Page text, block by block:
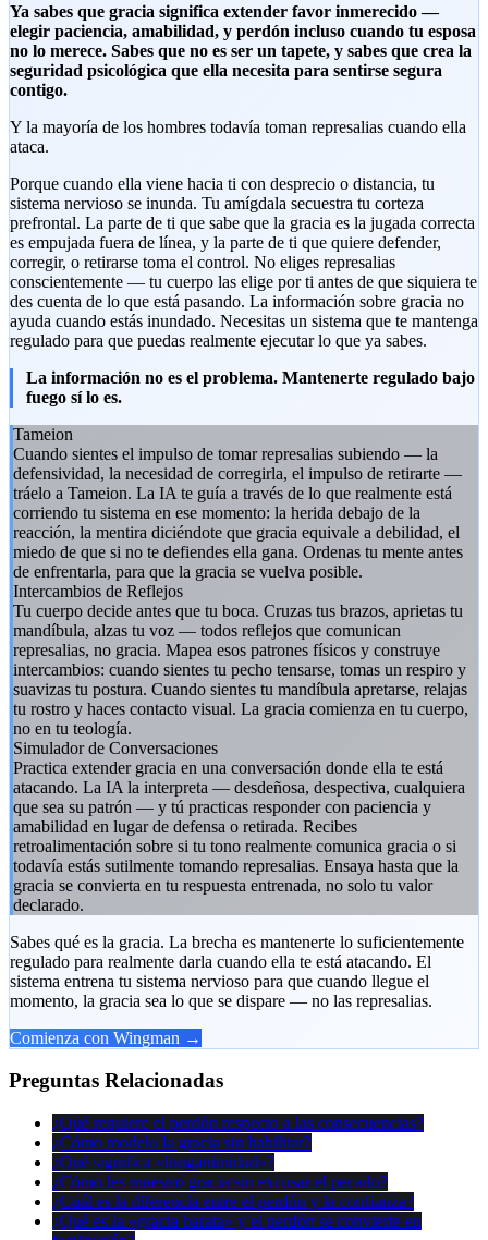
Ya sabes que gracia significa extender favor inmerecido —
elegir paciencia, amabilidad, y perdón incluso cuando tu esposa
no lo merece. Sabes que no es ser un tapete, y sabes que crea la
seguridad psicológica que ella necesita para sentirse segura
contigo.
Y la mayoría de los hombres todavía toman represalias cuando ella
ataca.
Porque cuando ella viene hacia ti con desprecio o distancia, tu
sistema nervioso se inunda. Tu amígdala secuestra tu corteza
prefrontal. La parte de ti que sabe que la gracia es la jugada correcta
es empujada fuera de línea, y la parte de ti que quiere defender,
corregir, o retirarse toma el control. No eliges represalias
conscientemente — tu cuerpo las elige por ti antes de que siquiera te
des cuenta de lo que está pasando. La información sobre gracia no
ayuda cuando estás inundado. Necesitas un sistema que te mantenga
regulado para que puedas realmente ejecutar lo que ya sabes.
La información no es el problema. Mantenerte regulado bajo
fuego sí lo es.
Tameion
Cuando sientes el impulso de tomar represalias subiendo — la
defensividad, la necesidad de corregirla, el impulso de retirarte —
tráelo a Tameion. La IA te guía a través de lo que realmente está
corriendo tu sistema en ese momento: la herida debajo de la
reacción, la mentira diciéndote que gracia equivale a debilidad, el
miedo de que si no te defiendes ella gana. Ordenas tu mente antes
de enfrentarla, para que la gracia se vuelva posible.
Intercambios de Reflejos
Tu cuerpo decide antes que tu boca. Cruzas tus brazos, aprietas tu
mandíbula, alzas tu voz — todos reflejos que comunican
represalias, no gracia. Mapea esos patrones físicos y construye
intercambios: cuando sientes tu pecho tensarse, tomas un respiro y
suavizas tu postura. Cuando sientes tu mandíbula apretarse, relajas
tu rostro y haces contacto visual. La gracia comienza en tu cuerpo,
no en tu teología.
Simulador de Conversaciones
Practica extender gracia en una conversación donde ella te está
atacando. La IA la interpreta — desdeñosa, despectiva, cualquiera
que sea su patrón — y tú practicas responder con paciencia y
amabilidad en lugar de defensa o retirada. Recibes
retroalimentación sobre si tu tono realmente comunica gracia o si
todavía estás sutilmente tomando represalias. Ensaya hasta que la
gracia se convierta en tu respuesta entrenada, no solo tu valor
declarado.
Sabes qué es la gracia. La brecha es mantenerte lo suficientemente
regulado para realmente darla cuando ella te está atacando. El
sistema entrena tu sistema nervioso para que cuando llegue el
momento, la gracia sea lo que se dispare — no las represalias.
Comienza con Wingman →
Preguntas Relacionadas
¿Qué requiere el perdón respecto a las consecuencias?
¿Cómo modelo la gracia sin habilitar?
¿Qué significa «longanimidad»?
¿Cómo les muestro gracia sin excusar el pecado?
¿Cuál es la diferencia entre el perdón y la confianza?
¿Qué es la «gracia barata» y el perdón se convierte en